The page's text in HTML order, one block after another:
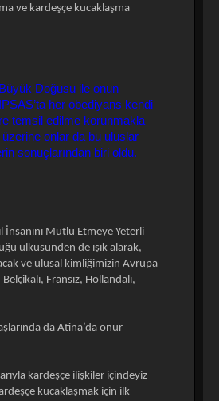
ve kardeşçe kucaklaşma
Doğusu ile onun
her obediyans kendi
temsil edilme korunmakla
onlar da bu uluslar
sonuçlarından biri oldu.
İnsanını Mutlu Etmeye Yeterli
ülküsünden de ışık alarak,
ve ulusal kimliğimizin Avrupa
Fransız, Hollandalı,
da Atina’da onur
kardeşçe ilişkiler içindeyiz
kucaklaşmak için ilk